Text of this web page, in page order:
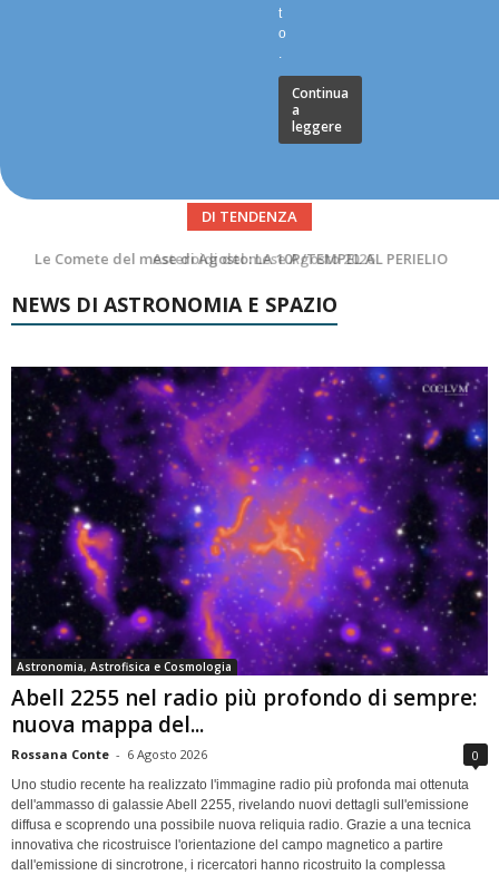
t
o
.
Continua
a
leggere
DI TENDENZA
Asteroidi del mese Agosto 2026
NEWS DI ASTRONOMIA E SPAZIO
Astronomia, Astrofisica e Cosmologia
Abell 2255 nel radio più profondo di sempre:
nuova mappa del...
Rossana Conte - 6 Agosto 2026 0
Uno studio recente ha realizzato l'immagine radio più profonda mai ottenuta
dell'ammasso di galassie Abell 2255, rivelando nuovi dettagli sull'emissione
diffusa e scoprendo una possibile nuova reliquia radio. Grazie a una tecnica
innovativa che ricostruisce l'orientazione del campo magnetico a partire
dall'emissione di sincrotrone, i ricercatori hanno ricostruito la complessa